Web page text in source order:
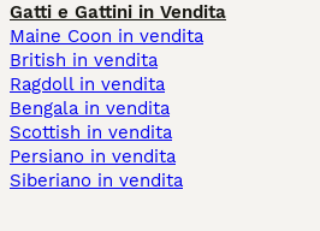
Gatti e Gattini in Vendita
Maine Coon in vendita
British in vendita
Ragdoll in vendita
Bengala in vendita
Scottish in vendita
Persiano in vendita
Siberiano in vendita